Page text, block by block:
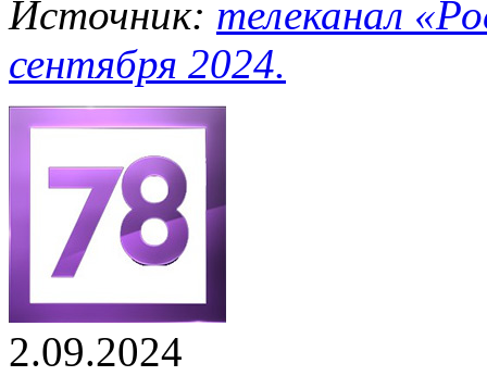
Источник: телеканал
сентября 2024.
2.09.2024